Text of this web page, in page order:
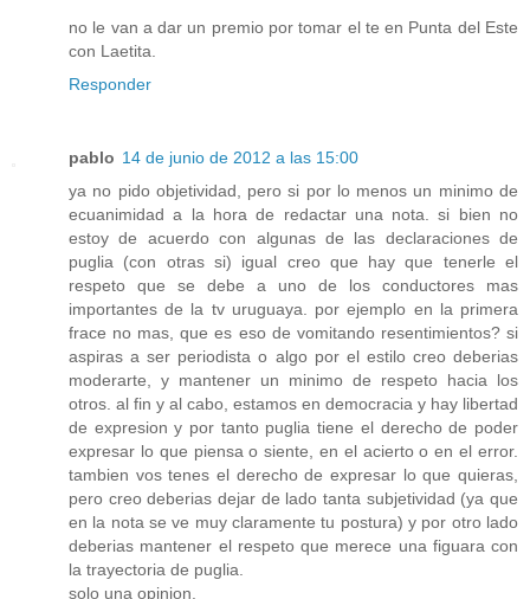
no le van a dar un premio por tomar el te en Punta del Este
con Laetita.
Responder
pablo 14 de junio de 2012 a las 15:00
ya no pido objetividad, pero si por lo menos un minimo de
ecuanimidad a la hora de redactar una nota. si bien no
estoy de acuerdo con algunas de las declaraciones de
puglia (con otras si) igual creo que hay que tenerle el
respeto que se debe a uno de los conductores mas
importantes de la tv uruguaya. por ejemplo en la primera
frace no mas, que es eso de vomitando resentimientos? si
aspiras a ser periodista o algo por el estilo creo deberias
moderarte, y mantener un minimo de respeto hacia los
otros. al fin y al cabo, estamos en democracia y hay libertad
de expresion y por tanto puglia tiene el derecho de poder
expresar lo que piensa o siente, en el acierto o en el error.
tambien vos tenes el derecho de expresar lo que quieras,
pero creo deberias dejar de lado tanta subjetividad (ya que
en la nota se ve muy claramente tu postura) y por otro lado
deberias mantener el respeto que merece una figuara con
la trayectoria de puglia.
solo una opinion.